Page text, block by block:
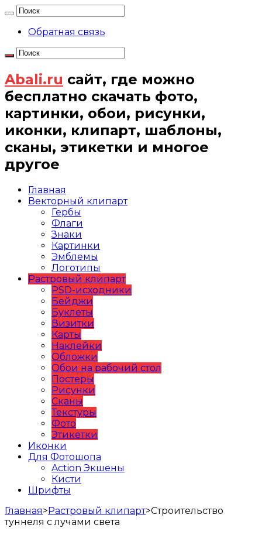
Обратная связь
Abali.ru сайт, где можно
бесплатно скачать фото,
картинки, обои, рисунки,
иконки, клипарт, шаблоны,
сканы, этикетки и многое
другое
Главная
Векторный клипарт
Гербы
Флаги
Знаки
Картинки
Эмблемы
Логотипы
Растровый клипарт
PSD-исходники
Бейджи
Буклеты
Визитки
Карты
Наклейки
Обложки
Обои на рабочий стол
Постеры
Рисунки
Сканы
Текстуры
Фото
Этикетки
Иконки
Для Фотошопа
Action Экшены
Кисти
Шрифты
Главная>Растровый клипарт>Строительство
туннеля с лучами света